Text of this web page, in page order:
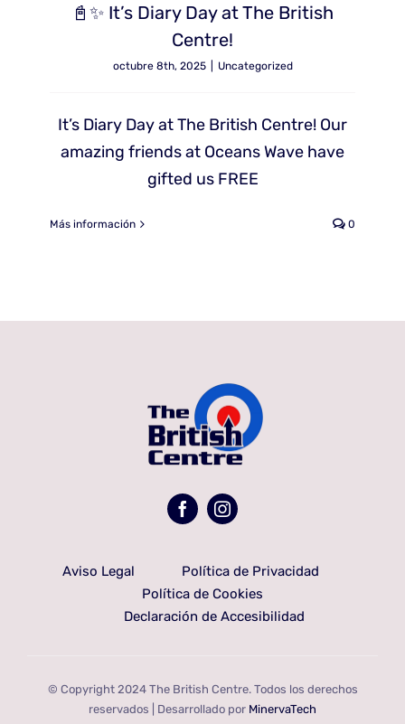
📓✨ It’s Diary Day at The British
Centre!
octubre 8th, 2025 Uncategorized
It’s Diary Day at The British Centre! Our
amazing friends at Oceans Wave have
gifted us FREE
Más información 0
Aviso Legal
Política de Privacidad
Política de Cookies
Declaración de Accesibilidad
© Copyright 2024 The British Centre. Todos los derechos
reservados | Desarrollado por MinervaTech